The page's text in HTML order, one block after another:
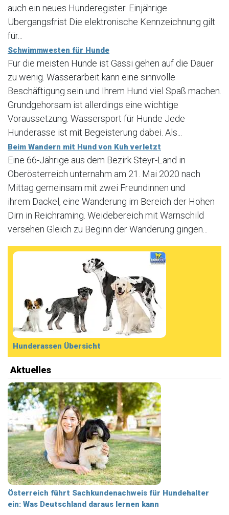
auch ein neues Hunderegister. Einjährige
Übergangsfrist Die elektronische Kennzeichnung gilt
für...
Schwimmwesten für Hunde
Für die meisten Hunde ist Gassi gehen auf die Dauer
zu wenig. Wasserarbeit kann eine sinnvolle
Beschäftigung sein und Ihrem Hund viel Spaß machen.
Grundgehorsam ist allerdings eine wichtige
Voraussetzung. Wassersport für Hunde Jede
Hunderasse ist mit Begeisterung dabei. Als...
Beim Wandern mit Hund von Kuh verletzt
Eine 66-Jährige aus dem Bezirk Steyr-Land in
Oberösterreich unternahm am 21. Mai 2020 nach
Mittag gemeinsam mit zwei Freundinnen und
ihrem Dackel, eine Wanderung im Bereich der Hohen
Dirn in Reichraming. Weidebereich mit Warnschild
versehen Gleich zu Beginn der Wanderung gingen...
Hunderassen Übersicht
Aktuelles
Österreich führt Sachkundenachweis für Hundehalter
ein: Was Deutschland daraus lernen kann